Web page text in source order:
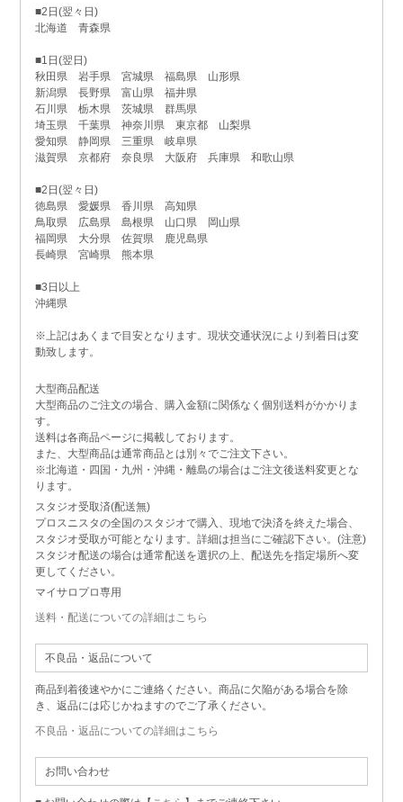
■2日(翌々日)
北海道 青森県
■1日(翌日)
秋田県 岩手県 宮城県 福島県 山形県
新潟県 長野県 富山県 福井県
石川県 栃木県 茨城県 群馬県
埼玉県 千葉県 神奈川県 東京都 山梨県
愛知県 静岡県 三重県 岐阜県
滋賀県 京都府 奈良県 大阪府 兵庫県 和歌山県
■2日(翌々日)
徳島県 愛媛県 香川県 高知県
鳥取県 広島県 島根県 山口県 岡山県
福岡県 大分県 佐賀県 鹿児島県
長崎県 宮崎県 熊本県
■3日以上
沖縄県
※上記はあくまで目安となります。現状交通状況により到着日は変
動致します。
大型商品配送
大型商品のご注文の場合、購入金額に関係なく個別送料がかかりま
す。
送料は各商品ページに掲載しております。
また、大型商品は通常商品とは別々でご注文下さい。
※北海道・四国・九州・沖縄・離島の場合はご注文後送料変更とな
ります。
スタジオ受取済(配送無)
プロスニスタの全国のスタジオで購入、現地で決済を終えた場合、
スタジオ受取が可能となります。詳細は担当にご確認下さい。(注意)
スタジオ配送の場合は通常配送を選択の上、配送先を指定場所へ変
更してください。
マイサロプロ専用
送料・配送についての詳細はこちら
不良品・返品について
商品到着後速やかにご連絡ください。商品に欠陥がある場合を除
き、返品には応じかねますのでご了承ください。
不良品・返品についての詳細はこちら
お問い合わせ